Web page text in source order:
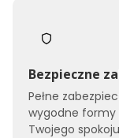
Bezpieczne
Pełne
wygodne formy
Twojego